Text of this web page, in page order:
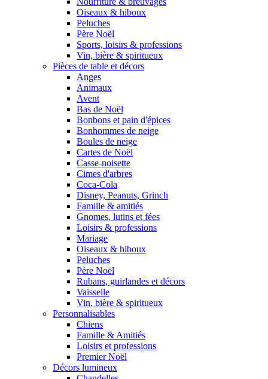
Oiseaux & hiboux
Peluches
Père Noël
Sports, loisirs & professions
Vin, bière & spiritueux
Pièces de table et décors
Anges
Animaux
Avent
Bas de Noël
Bonbons et pain d'épices
Bonhommes de neige
Boules de neige
Cartes de Noël
Casse-noisette
Cimes d'arbres
Coca-Cola
Disney, Peanuts, Grinch
Famille & amitiés
Gnomes, lutins et fées
Loisirs & professions
Mariage
Oiseaux & hiboux
Peluches
Père Noël
Rubans, guirlandes et décors
Vaisselle
Vin, bière & spiritueux
Personnalisables
Chiens
Famille & Amitiés
Loisirs et professions
Premier Noël
Décors lumineux